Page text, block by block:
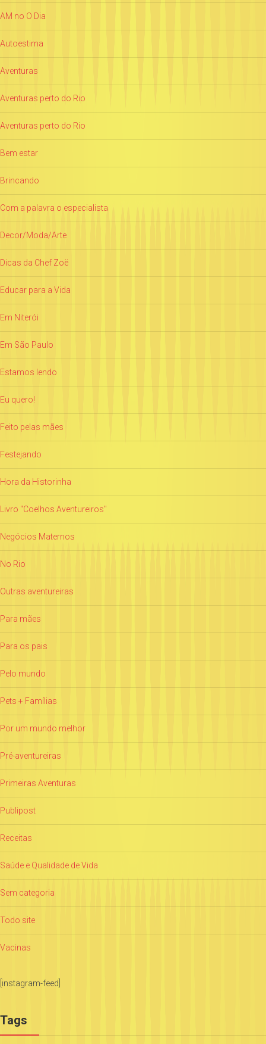
AM no O Dia
Autoestima
Aventuras
Aventuras perto do Rio
Aventuras perto do Rio
Bem estar
Brincando
Com a palavra o especialista
Decor/Moda/Arte
Dicas da Chef Zoë
Educar para a Vida
Em Niterói
Em São Paulo
Estamos lendo
Eu quero!
Feito pelas mães
Festejando
Hora da Historinha
Livro "Coelhos Aventureiros"
Negócios Maternos
No Rio
Outras aventureiras
Para mães
Para os pais
Pelo mundo
Pets + Famílias
Por um mundo melhor
Pré-aventureiras
Primeiras Aventuras
Publipost
Receitas
Saúde e Qualidade de Vida
Sem categoria
Todo site
Vacinas
[instagram-feed]
Tags